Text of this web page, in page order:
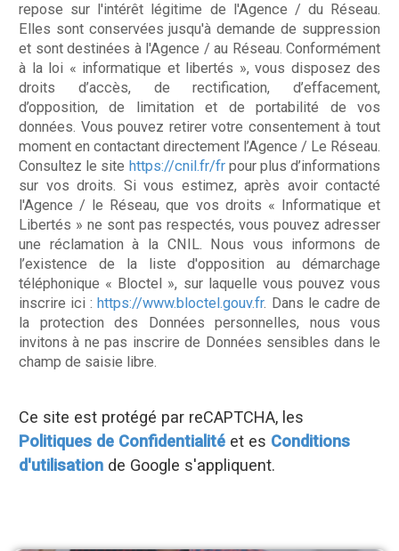
repose sur l'intérêt légitime de l'Agence / du Réseau.
Elles sont conservées jusqu'à demande de suppression
et sont destinées à l'Agence / au Réseau. Conformément
à la loi « informatique et libertés », vous disposez des
droits d’accès, de rectification, d’effacement,
d’opposition, de limitation et de portabilité de vos
données. Vous pouvez retirer votre consentement à tout
moment en contactant directement l’Agence / Le Réseau.
Consultez le site https://cnil.fr/frpour plus d’informations
sur vos droits. Si vous estimez, après avoir contacté
l'Agence / le Réseau, que vos droits « Informatique et
Libertés » ne sont pas respectés, vous pouvez adresser
une réclamation à la CNIL. Nous vous informons de
l’existence de la liste d'opposition au démarchage
téléphonique « Bloctel », sur laquelle vous pouvez vous
inscrire ici :https://www.bloctel.gouv.fr. Dans le cadre de
la protection des Données personnelles, nous vous
invitons à ne pas inscrire de Données sensibles dans le
champ de saisie libre.
Ce site est protégé par reCAPTCHA, les
Politiques de Confidentialité et es Conditions
d'utilisation de Google s'appliquent.